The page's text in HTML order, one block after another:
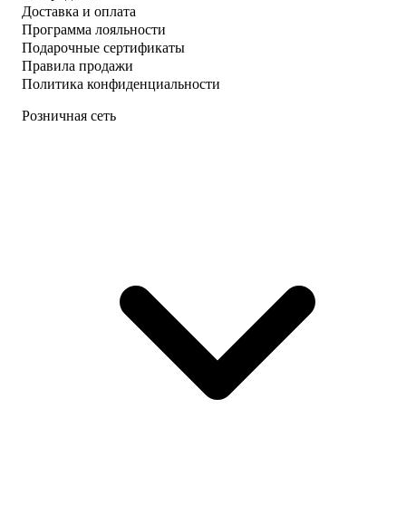
Доставка и оплата
Программа лояльности
Подарочные сертификаты
Правила продажи
Политика конфиденциальности
Розничная сеть